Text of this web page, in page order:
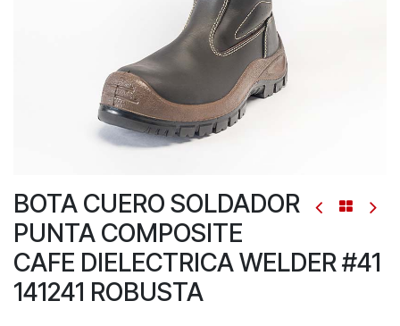
BOTA CUERO SOLDADOR
PUNTA COMPOSITE
CAFE DIELECTRICA WELDER #41
141241 ROBUSTA